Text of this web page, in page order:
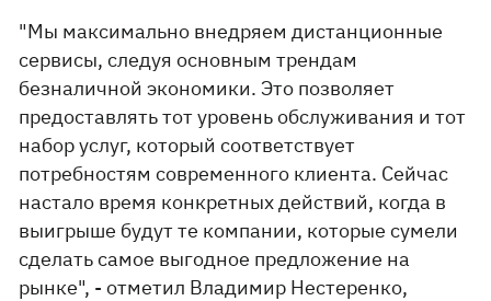
"Мы максимально внедряем дистанционные
сервисы, следуя основным трендам
безналичной экономики. Это позволяет
предоставлять тот уровень обслуживания и тот
набор услуг, который соответствует
потребностям современного клиента. Сейчас
настало время конкретных действий, когда в
выигрыше будут те компании, которые сумели
сделать самое выгодное предложение на
рынке", - отметил Владимир Нестеренко,